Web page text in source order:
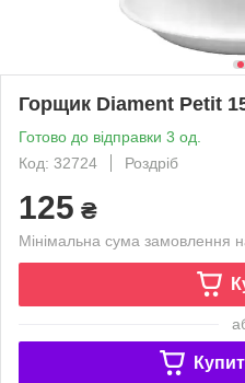
Горщик Diament Petit
Готово до відправки 3 од.
Код: 32724
Роздріб
125 ₴
Мінімальна сума замовлення